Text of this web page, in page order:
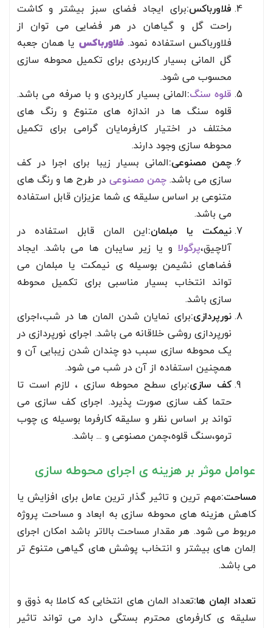
فلاورباکس:برای ایجاد فضای سبز بیشتر و کاشت
راحت گل و گیاهان در هر فضایی می توان از
فلاورباکس استفاده نمود. فلاورباکس یا همان جعبه
گل المانی بسیار کاربردی برای تکمیل محوطه سازی
محسوب می شود.
قلوه سنگ:المانی بسیار کاربردی و با صرفه می باشد.
قلوه سنگ ها در اندازه های متنوع و رنگ های
مختلف در اختیار کارفرمایان گرامی برای تکمیل
محوطه سازی وجود دارند.
چمن مصنوعی:المانی بسیار زیبا برای اجرا در کف
سازی می باشد.چمن مصنوعی در طرح ها و رنگ های
متنوعی بر اساس سلیقه ی شما عزیزان قابل استفاده
می باشد.
نیمکت یا مبلمان:این المان قابل استفاده در
آلاچیق،پرگولا و یا زیر سایبان ها می باشد. ایجاد
فضاهای نشیمن بوسیله ی نیمکت یا مبلمان می
تواند انتخاب بسیار مناسبی برای تکمیل محوطه
سازی باشد.
نورپردازی:برای نمایان شدن المان ها در شب،اجرای
نورپردازی روشی خلاقانه می باشد. اجرای نورپردازی در
یک محوطه سازی سبب دو چندان شدن زیبایی آن و
همچنین استفاده از آن در شب می شود.
کف سازی:برای سطح محوطه سازی ، لازم است تا
حتما کف سازی صورت پذیرد. اجرای کف سازی می
تواند بر اساس نظر و سلیقه کارفرما بوسیله ی چوب
ترمو،سنگ قلوه،چمن مصنوعی و ... باشد.
عوامل موثر بر هزینه ی اجرای محوطه سازی
مساحت:مهم ترین و تاثیر گذار ترین عامل برای افزایش یا
کاهش هزینه های محوطه سازی به ابعاد و مساحت پروژه
مربوط می شود. هر مقدار مساحت بالاتر باشد امکان اجرای
اِلمان های بیشتر و انتخاب پوشش های گیاهی متنوع تر
می باشد.
تعداد الِمان ها:تعداد المان های انتخابی که کاملا به ذوق و
سلیقه ی کارفرمای محترم بستگی دارد می تواند تاثیر